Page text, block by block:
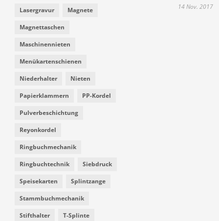
Lasergravur Magnete
Magnettaschen
Maschinennieten
Menükartenschienen
Niederhalter Nieten
Papierklammern PP-Kordel
Pulverbeschichtung
Reyonkordel
Ringbuchmechanik
Ringbuchtechnik Siebdruck
Speisekarten Splintzange
Stammbuchmechanik
Stifthalter T-Splinte
14 Nov. 2017